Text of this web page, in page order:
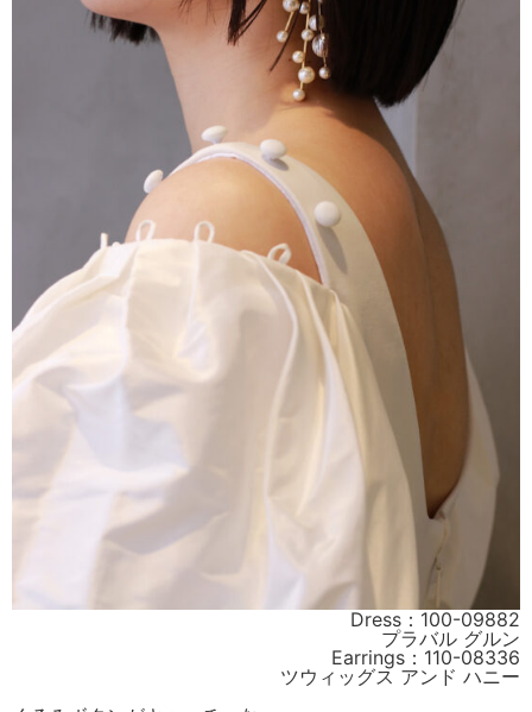
Dress：100-09882
プラバル グルン
Earrings：110-08336
ツウィッグス アンド ハニー